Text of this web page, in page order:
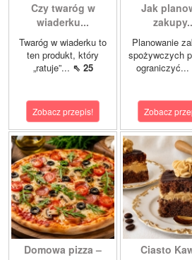
Czy twaróg w
wiaderku...
Twaróg w wiaderku to
ten produkt, który
„ratuje”... ⇖ 25
Zobacz przepis!
Jak
Planowanie
spożywczych
ograniczyć...
Zobacz
Domowa pizza –
Ciasto